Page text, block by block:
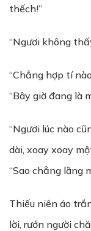
thếch!”
“Ngươi không
“Chẳng hợp tí
“Bây giờ đang là
“Ngươi lúc nào
dài, xoay xoay
“Sao chẳng lãng
Thiếu niên áo
lời, rướn người